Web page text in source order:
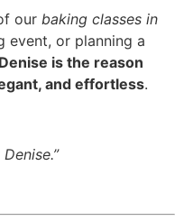
our baking classes in
event, or planning a
Denise is the reason
and effortless.